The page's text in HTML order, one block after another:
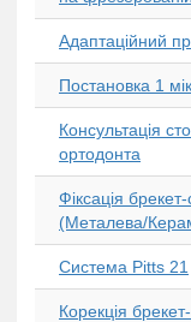
Адаптаційний
Постановка 1
Консультація
ортодонта
Фіксація
(Металева/
Система Pitts 21
Корекція